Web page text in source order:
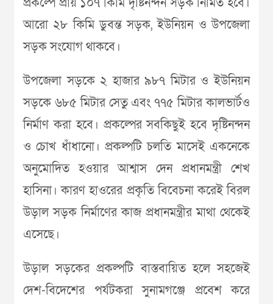
আরো ২৮ কিমি ডুবন্ত সড়ক, ইউনিয়ন ও উপজেলা
সড়ক সংযোগ থাকবে।
উপজেলা সড়কে ২ হাজার ৯৮৭ মিটার ও ইউনিয়ন
সড়কে ৬৮৫ মিটার সেতু এবং ৭৭৫ মিটার কালভার্টও
নির্মাণ করা হবে। প্রকল্পের সবকিছুই হবে দৃষ্টিনন্দন
ও চোখ ধাঁধানো। প্রকল্পটি চলতি মাসেই একনেকে
অনুমোদিত হওয়ার আশ্বাস দেন প্রধানমন্ত্রী শেখ
হাসিনা। কারণ হাওরের প্রকৃতি বিবেচনা করেই বিরল
উড়াল সড়ক নির্মাণের কাজ প্রধানমন্ত্রীর মাথা থেকেই
এসেছে।
উড়াল সড়কের প্রকল্পটি বাস্তবায়িত হলে সহজেই
দেশ-বিদেশের পর্যটকরা সুনামগঞ্জে প্রবেশ করে